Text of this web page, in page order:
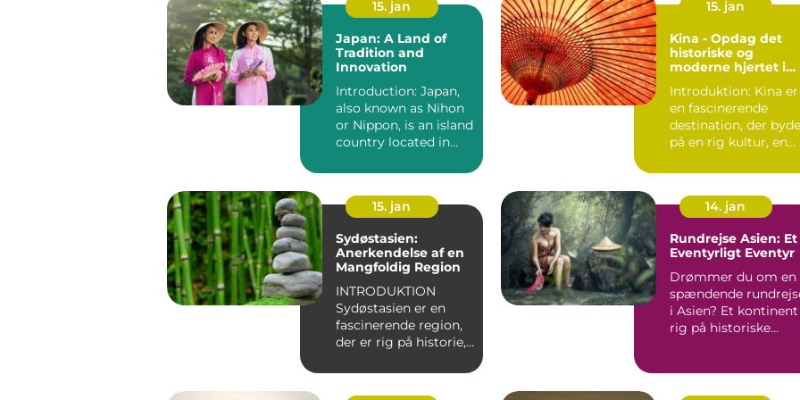
15. jan
Japan: A Land of
Tradition and
Innovation
Introduction: Japan,
also known as Nihon
or Nippon, is an island
country located in
15. jan
Kina - Opdag det
historiske og
moderne hjertet i
Introduktion: Kina er
en fascinerende
destination, der
på en rig kultur, en
15. jan
Sydøstasien:
Anerkendelse af en
Mangfoldig Region
INTRODUKTION
Sydøstasien er en
fascinerende region,
der er rig på historie,
naturskønne l...
14. jan
Rundrejse Asien: Et
Eventyrligt Eventyr
Drømmer du om en
spændende
i Asien? Et kontinent
rig på historiske